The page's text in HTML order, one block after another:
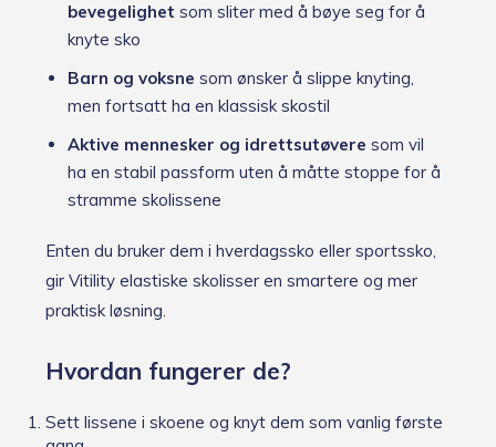
bevegelighet som sliter med å bøye seg for å
knyte sko
Barn og voksne som ønsker å slippe knyting,
men fortsatt ha en klassisk skostil
Aktive mennesker og idrettsutøvere som vil
ha en stabil passform uten å måtte stoppe for å
stramme skolissene
Enten du bruker dem i hverdagssko eller sportssko,
gir Vitility elastiske skolisser en smartere og mer
praktisk løsning.
Hvordan fungerer de?
Sett lissene i skoene og knyt dem som vanlig første